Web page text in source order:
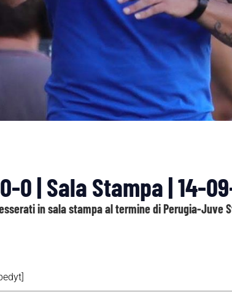
| Sala Stampa | 14-
in sala stampa al termine di Perugia-Juve